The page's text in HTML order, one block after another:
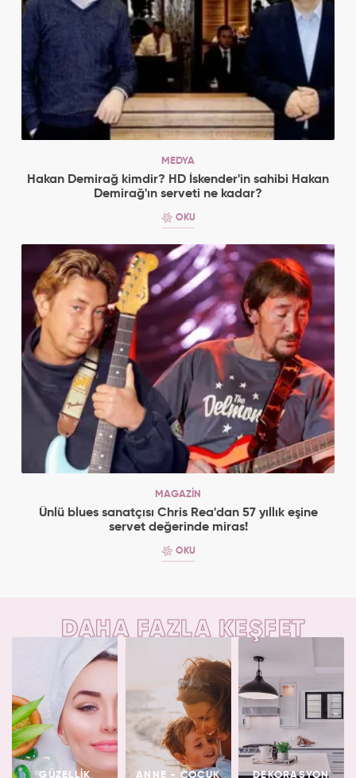
MEDYA
Hakan Demirağ kimdir? HD İskender'in sahibi Hakan
Demirağ'ın serveti ne kadar?
OKU
MAGAZİN
Ünlü blues sanatçısı Chris Rea'dan 57 yıllık eşine
servet değerinde miras!
OKU
DAHA FAZLA KEŞFET
GÜZELLİK ANNE - ÇOCUK DEKORASYON